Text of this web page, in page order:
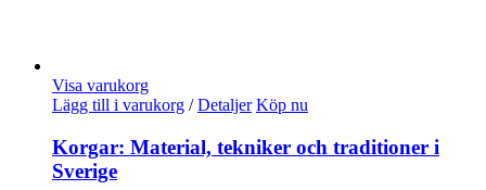
Visa varukorg
Lägg till i varukorg / Detaljer Köp nu
Korgar: Material, tekniker och traditioner i
Sverige